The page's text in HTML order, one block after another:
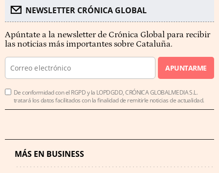
NEWSLETTER CRÓNICA GLOBAL
Apúntate a la newsletter de Crónica Global para recibir
las noticias más importantes sobre Cataluña.
APUNTARME
De conformidad con el RGPD y la LOPDGDD, CRÓNICA GLOBALMEDIA S.L.
tratará los datos facilitados con la finalidad de remitirle noticias de actualidad.
MÁS EN BUSINESS